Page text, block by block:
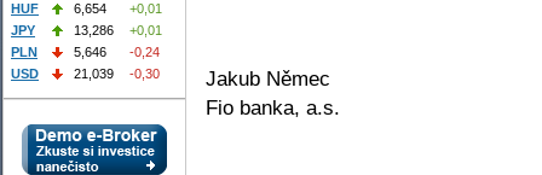
Jakub Němec
Fio banka, a.s.
HUF
6,654
+0,01
JPY
13,286
+0,01
PLN
5,646
-0,24
USD
21,039 -0,30